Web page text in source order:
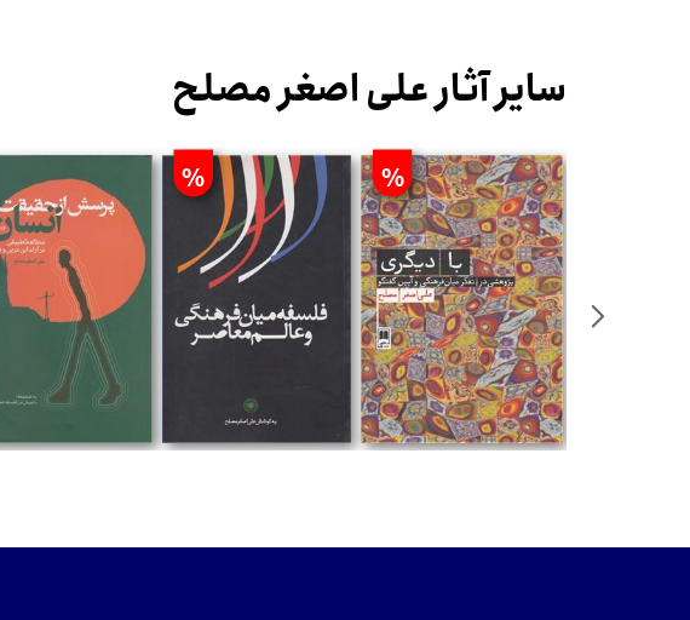
سایر آثار علی اصغر مصلح
%
%